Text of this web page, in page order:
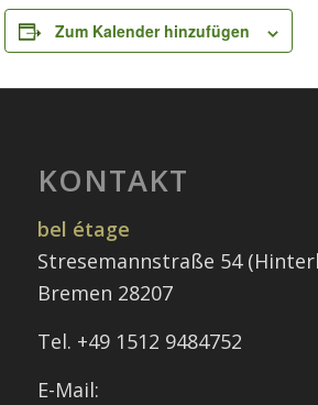
Zum Kalender hinzufügen
KONTAKT
bel étage
Stresemannstraße 54
Bremen 28207
Tel. +49 1512 9484752
E-Mail: